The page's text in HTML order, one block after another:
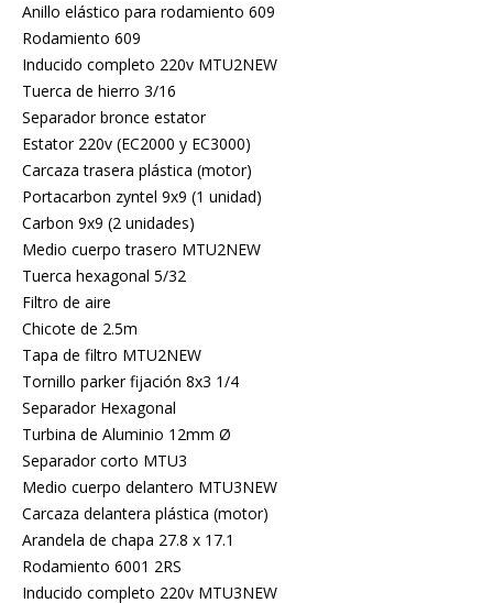
Anillo elástico para rodamiento 609
Rodamiento 609
Inducido completo 220v MTU2NEW
Tuerca de hierro 3/16
Separador bronce estator
Estator 220v (EC2000 y EC3000)
Carcaza trasera plástica (motor)
Portacarbon zyntel 9x9 (1 unidad)
Carbon 9x9 (2 unidades)
Medio cuerpo trasero MTU2NEW
Tuerca hexagonal 5/32
Filtro de aire
Chicote de 2.5m
Tapa de filtro MTU2NEW
Tornillo parker fijación 8x3 1/4
Separador Hexagonal
Turbina de Aluminio 12mm Ø
Separador corto MTU3
Medio cuerpo delantero MTU3NEW
Carcaza delantera plástica (motor)
Arandela de chapa 27.8 x 17.1
Rodamiento 6001 2RS
Inducido completo 220v MTU3NEW